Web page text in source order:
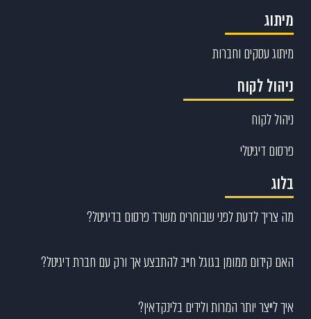
מיתוג
מיתוג עסקים וחברות
ניהול לקוח
ניהול לקוח
פרסום דיגיטלי
בלוג
מה צריך לדעת לפני שבוחרים משרד פרסום בדיגיטל?
האם קידום ממומן בגוגל חייב להתבצע אך ורק עם חברת דיגיטל?
איך לייצר יותר המרות ולידים בלינקדאין?